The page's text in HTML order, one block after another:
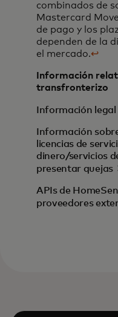
combinados de
Mastercard
de pago y los
dependen de la
el mercado.↩
Información
transfronterizo
Información legal
Información
licencias de
dinero/servicios
presentar quejas
APIs de
proveedores